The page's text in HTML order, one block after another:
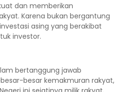
dan memberikan
Karena bukan bergantung
asing yang berakibat
investor.
bertanggung jawab
besar kemakmuran rakyat,